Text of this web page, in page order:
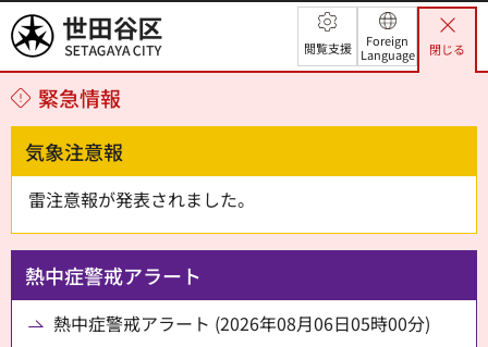
世田谷区 閲覧支援
Foreign
Language
閉じる
緊急情報
気象注意報
雷注意報が発表されました。
熱中症警戒アラート
熱中症警戒アラート (2026年08月06日05時00分)